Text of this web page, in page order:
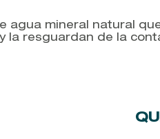
agua mineral natural
la resguardan de la